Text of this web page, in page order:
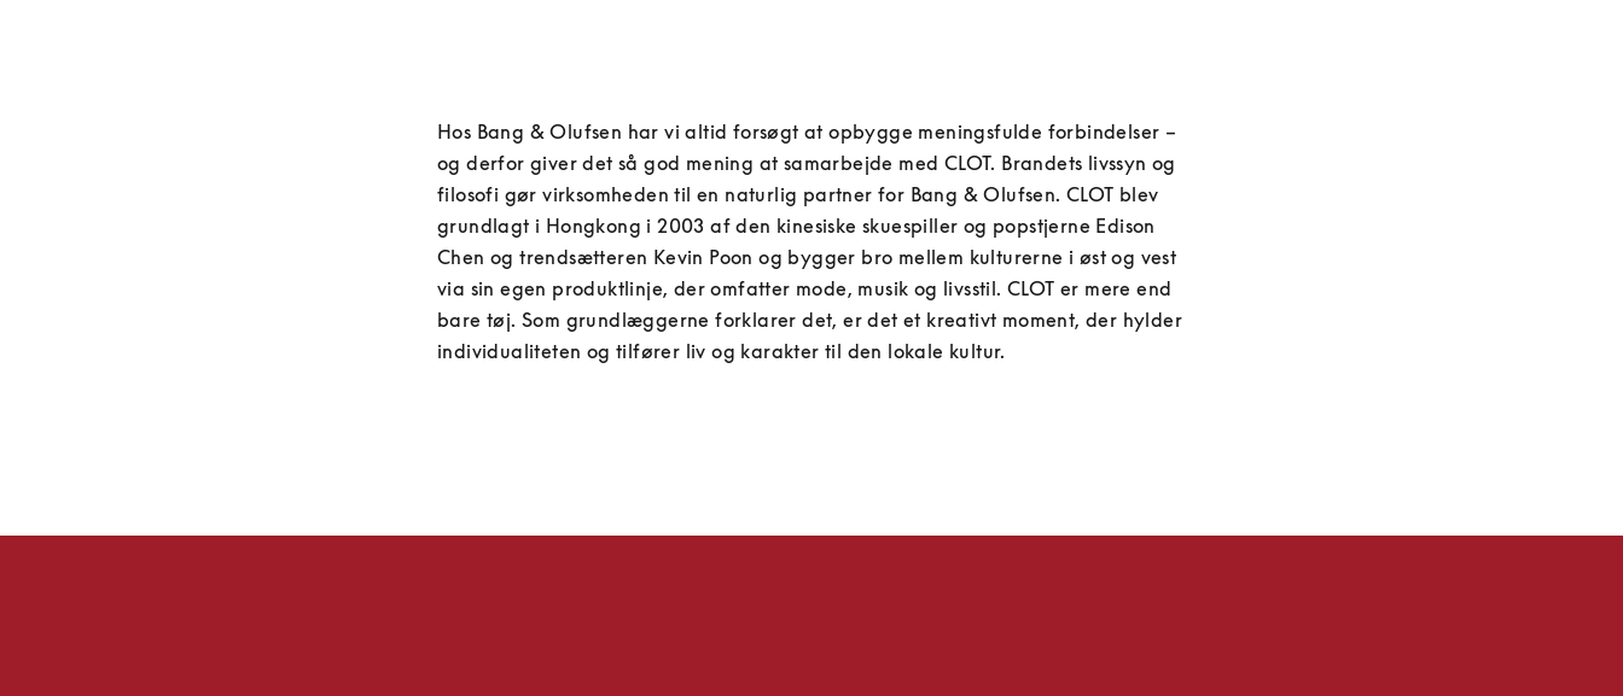
Hos Bang & Olufsen har vi altid forsøgt at opbygge meningsfulde forbindelser –
og derfor giver det så god mening at samarbejde med CLOT. Brandets livssyn og
filosofi gør virksomheden til en naturlig partner for Bang & Olufsen. CLOT blev
grundlagt i Hongkong i 2003 af den kinesiske skuespiller og popstjerne Edison
Chen og trendsætteren Kevin Poon og bygger bro mellem kulturerne i øst og vest
via sin egen produktlinje, der omfatter mode, musik og livsstil. CLOT er mere end
bare tøj. Som grundlæggerne forklarer det, er det et kreativt moment, der hylder
individualiteten og tilfører liv og karakter til den lokale kultur.